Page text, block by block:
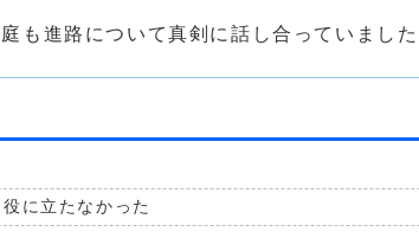
も進路について真剣に話し合っていまし
役に立たなかった